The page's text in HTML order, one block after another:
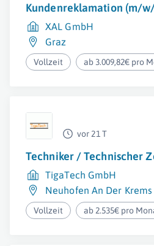
Kundenreklamation (m/
XAL GmbH
Graz
Vollzeit ab 3.009,82€ pro
vor 21 T
Techniker / Technischer
TigaTech GmbH
Neuhofen An Der Krems
Vollzeit ab 2.535€ pro